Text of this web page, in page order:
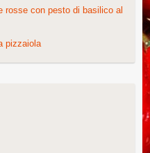
rosse con pesto di basilico al
pizzaiola